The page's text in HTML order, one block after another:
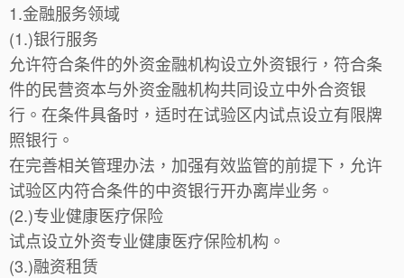
1.金融服务领域
(1.)银行服务
允许符合条件的外资金融机构设立外资银行，符合条
件的民营资本与外资金融机构共同设立中外合资银
行。在条件具备时，适时在试验区内试点设立有限牌
照银行。
在完善相关管理办法，加强有效监管的前提下，允许
试验区内符合条件的中资银行开办离岸业务。
(2.)专业健康医疗保险
试点设立外资专业健康医疗保险机构。
(3.)融资租赁